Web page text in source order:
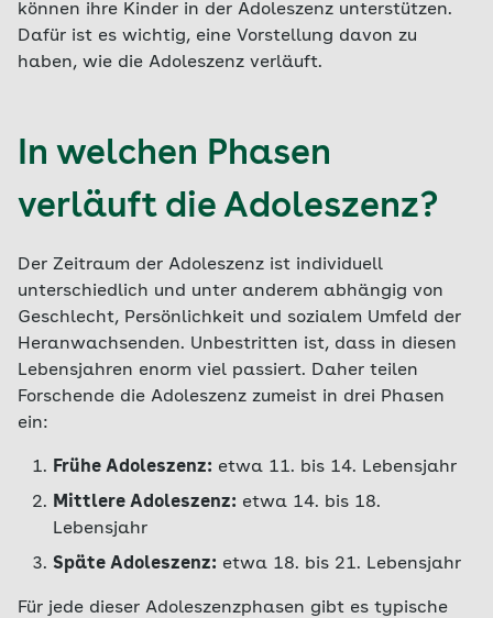
können ihre Kinder in der Adoleszenz unterstützen.
Dafür ist es wichtig, eine Vorstellung davon zu
haben, wie die Adoleszenz verläuft.
In welchen Phasen
verläuft die Adoleszenz?
Der Zeitraum der Adoleszenz ist individuell
unterschiedlich und unter anderem abhängig von
Geschlecht, Persönlichkeit und sozialem Umfeld der
Heranwachsenden. Unbestritten ist, dass in diesen
Lebensjahren enorm viel passiert. Daher teilen
Forschende die Adoleszenz zumeist in drei Phasen
ein:
Frühe Adoleszenz: etwa 11. bis 14. Lebensjahr
Mittlere Adoleszenz: etwa 14. bis 18.
Lebensjahr
Späte Adoleszenz: etwa 18. bis 21. Lebensjahr
Für jede dieser Adoleszenzphasen gibt es typische